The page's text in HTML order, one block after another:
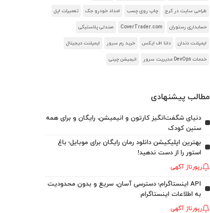
طراحی سایت در کرج چاپ روی چسب امداد خودرو جک تعمیرات اپل
حسابداری رستوران CoverTrader.com صندلی پلاستیکی
ایمپلنت دندان دلتا اف ایکس خرید رم سرور ایمپلنت دیجیتال
خدمات DevOps مدیریت سرور انیمیشن چینی
مطالب پیشنهادی
دنیای شگفت‌انگیز کارتون و انیمیشن، رایگان و برای همه
سنین کودک
بهترین اپلیکیشن دانلود رمان رایگان برای موبایل؛ باغ
استور را از دست ندهید!
رپورتاژ آگهی
API اینستاگرام؛ دسترسی آسان، سریع و بدون محدودیت
به اطلاعات اینستاگرام
رپورتاژ آگهی